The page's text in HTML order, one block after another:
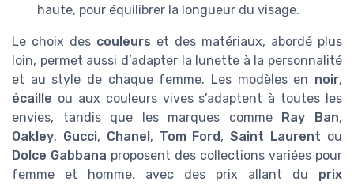
haute, pour équilibrer la longueur du visage.
Le choix des couleurs et des matériaux, abordé plus
loin, permet aussi d’adapter la lunette à la personnalité
et au style de chaque femme. Les modèles en noir,
écaille ou aux couleurs vives s’adaptent à toutes les
envies, tandis que les marques comme
Ray Ban,
Oakley, Gucci, Chanel , Tom Ford ,Saint Laurent ou
Dolce Gabbana proposent des collections variées pour
femme et homme, avec des prix allant du prix